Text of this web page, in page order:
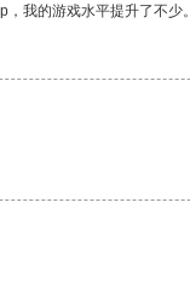
我的游戏水平提升了不少。